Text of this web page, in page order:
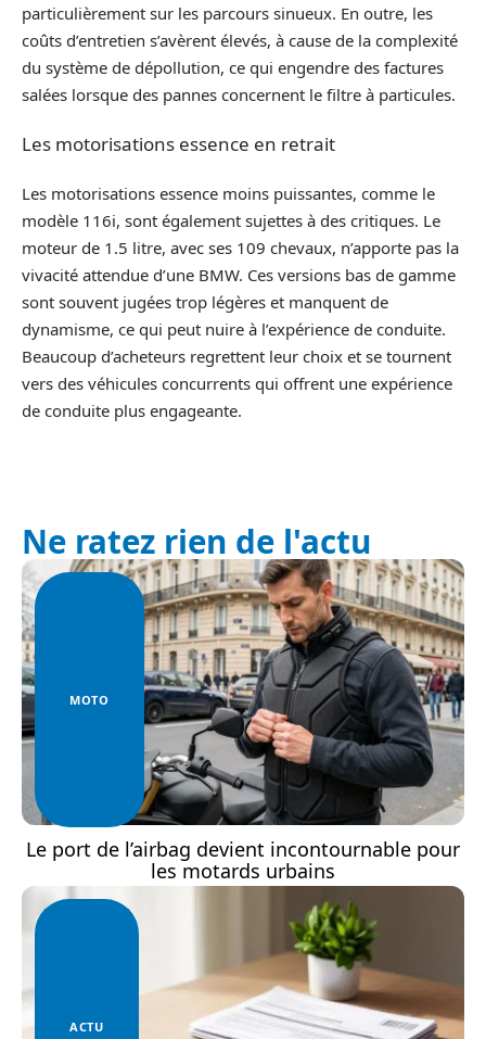
particulièrement sur les parcours sinueux. En outre, les
coûts d’entretien s’avèrent élevés, à cause de la complexité
du système de dépollution, ce qui engendre des factures
salées lorsque des pannes concernent le filtre à particules.
Les motorisations essence en retrait
Les motorisations essence moins puissantes, comme le
modèle 116i, sont également sujettes à des critiques. Le
moteur de 1.5 litre, avec ses 109 chevaux, n’apporte pas la
vivacité attendue d’une BMW. Ces versions bas de gamme
sont souvent jugées trop légères et manquent de
dynamisme, ce qui peut nuire à l’expérience de conduite.
Beaucoup d’acheteurs regrettent leur choix et se tournent
vers des véhicules concurrents qui offrent une expérience
de conduite plus engageante.
Ne ratez rien de l'actu
MOTO
Le port de l’airbag devient incontournable pour
les motards urbains
ACTU